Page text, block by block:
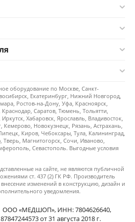
оборудование по Москве, Санкт-
Екатеринбург, Нижний Новгород,
Ростов-на-Дону, Уфа, Красноярск,
Саратов, Тюмень, Тольятти,
Хабаровск, Ярославль, Владивосток,
Кемерово, Новокузнецк, Рязань, Астрахань,
Киров, Чебоксары, Тула, Калининград,
Тверь, Магнитогорск, Сочи, Иваново,
Севастополь. Выгодные условия
на сайте, не являются публичной
ст. 437 (2) ГК РФ. Производитель
изменений в конструкцию, дизайн и
уведомления.
ООО «МЕДШОП», ИНН: 7804626640,
от 31 августа 2018 г.